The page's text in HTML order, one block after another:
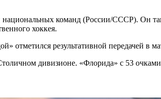
команд (России/СССР). Он
хоккея.
отметился результативной передачей в
дивизионе. «Флорида» с 53